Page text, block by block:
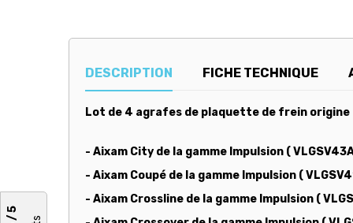
DESCRIPTION FICHE TECHNIQUE
Lot de 4 agrafes de plaquette de frein origine
- Aixam City de la gamme Impulsion (
- Aixam Coupé de la gamme Impulsion (
- Aixam Crossline de la gamme Impulsion (